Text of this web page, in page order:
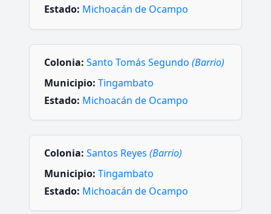
Estado: Michoacán de Ocampo
Colonia: Santo Tomás Segundo (Barrio)
Municipio: Tingambato
Estado: Michoacán de Ocampo
Colonia: Santos Reyes (Barrio)
Municipio: Tingambato
Estado: Michoacán de Ocampo